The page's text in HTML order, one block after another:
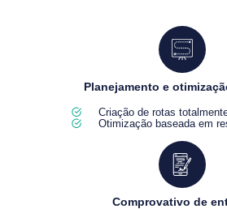
Planejamento e
Criação de rotas
Otimização baseada em
Comprovativo de